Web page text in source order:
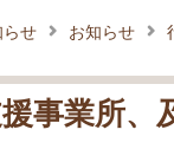
らせ お知らせ
事業所、